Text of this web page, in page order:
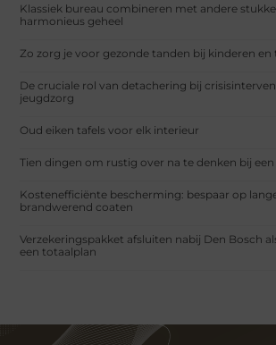
Klassiek bureau combineren met andere
harmonieus geheel
Zo zorg je voor gezonde tanden bij kinderen en
De cruciale rol van detachering bij
jeugdzorg
Oud eiken tafels voor elk interieur
Tien dingen om rustig over na te denken bij
Kostenefficiënte bescherming: bespaar op
brandwerend coaten
Verzekeringspakket afsluiten nabij Den Bosch
een totaalplan